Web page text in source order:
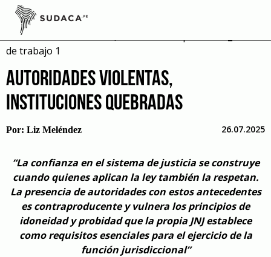
Skip
content
AUTORIDADES VIOLENTAS,
INSTITUCIONES QUEBRADAS
Por: Liz Meléndez 26.07.2025
“La confianza en el sistema de justicia se construye
cuando quienes aplican la ley también la respetan.
La presencia de autoridades con estos antecedentes
es contraproducente y vulnera los principios de
idoneidad y probidad que la propia JNJ establece
como requisitos esenciales para el ejercicio de la
función jurisdiccional”